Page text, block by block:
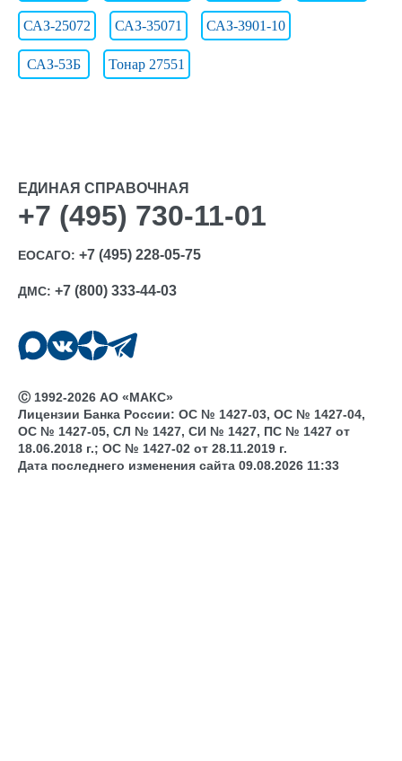
САЗ-25072 САЗ-35071 САЗ-3901-10
САЗ-53Б Тонар 27551
ЕДИНАЯ СПРАВОЧНАЯ
+7 (495) 730-11-01
ЕОСАГО: +7 (495) 228-05-75
ДМС: +7 (800) 333-44-03
Ⓒ 1992-2026 АО «МАКС»
Лицензии Банка России: ОС № 1427-03, ОС № 1427-04,
ОС № 1427-05, СЛ № 1427, СИ № 1427, ПС № 1427 от
18.06.2018 г.; ОС № 1427-02 от 28.11.2019 г.
Дата последнего изменения сайта 09.08.2026 11:33